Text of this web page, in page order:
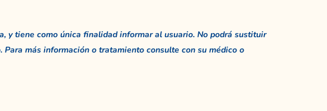
y tiene como única finalidad informar al usuario. No podrá sustituir
más información o tratamiento consulte con su médico o